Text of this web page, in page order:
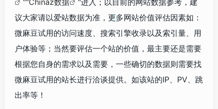
""Chinaz数据
"进入；以目前的网站数据参考，建
议大家请以爱站数据为准，更多网站价值评估因素如：
微麻豆试用的访问速度、搜索引擎收录以及索引量、用
户体验等；当然要评估一个站的价值，最主要还是需要
根据您自身的需求以及需要，一些确切的数据则需要找
微麻豆试用的站长进行洽谈提供。如该站的IP、PV、跳
出率等！